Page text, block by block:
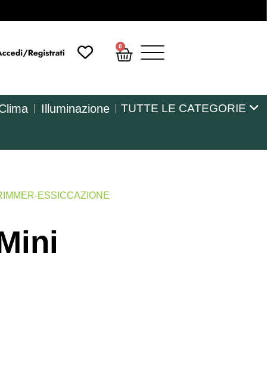
0
Illuminazione TUTTE LE CATEGORIE
ESSICCAZIONE